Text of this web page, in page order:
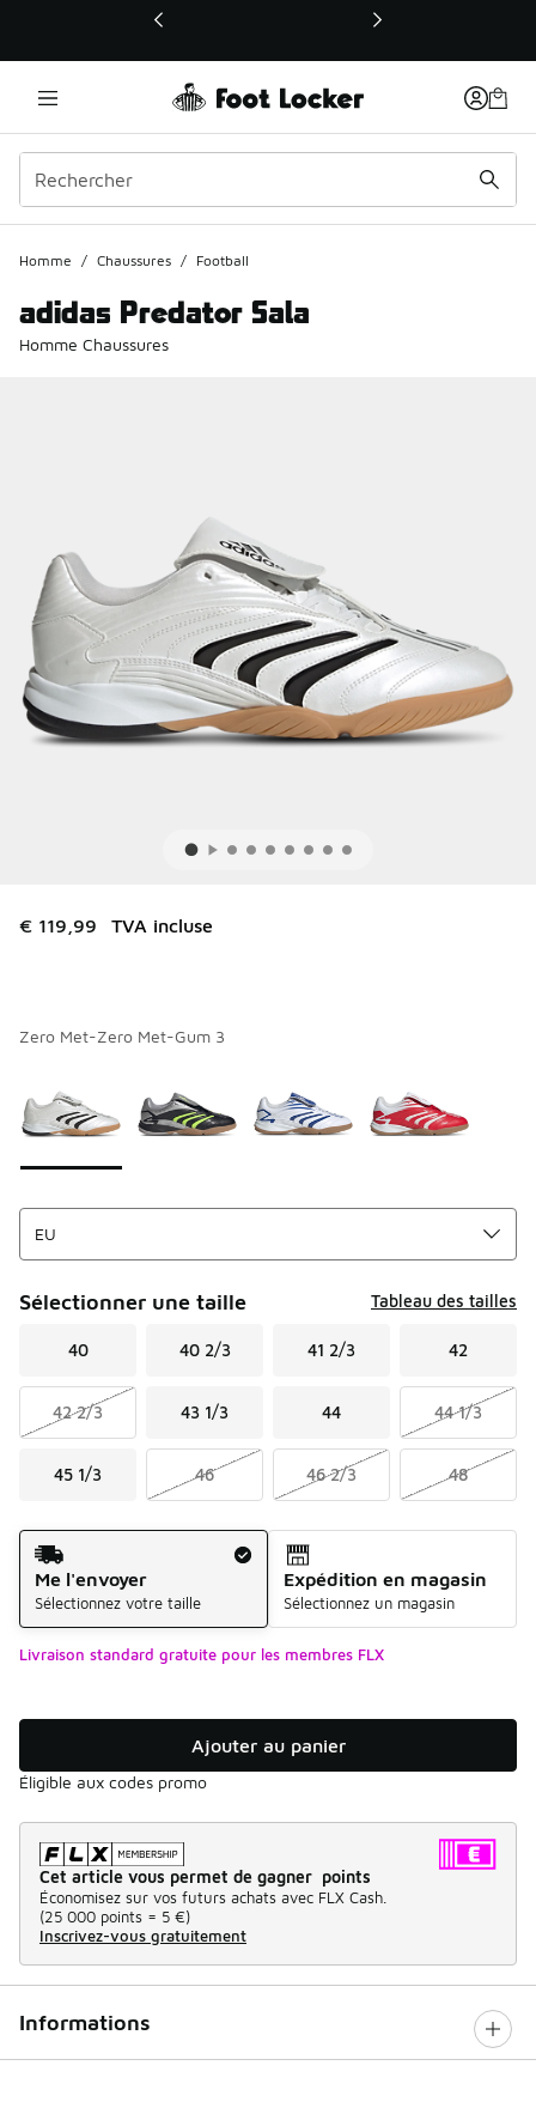
Ce lien ouvrira une nouvelle fenêtre
Homme / Chaussures / Football
adidas Predator Sala
Homme Chaussures
€ 119,99 TVA incluse
Zero Met-Zero Met-Gum 3
Sélectionner une taille Tableau des tailles
40 40 2/3 41 2/3 42
42 2/3 43 1/3 44 44 1/3
45 1/3 46 46 2/3 48
Mode d'expédition
Me l'envoyer
Sélectionnez votre taille
Expédition en magasin
Sélectionnez un magasin
Livraison standard gratuite pour les membres FLX
Ajouter au panier
Éligible aux codes promo
Cet article vous permet de gagner points
Économisez sur vos futurs achats avec FLX Cash.
(25 000 points = 5 €)
Inscrivez-vous gratuitement
Informations